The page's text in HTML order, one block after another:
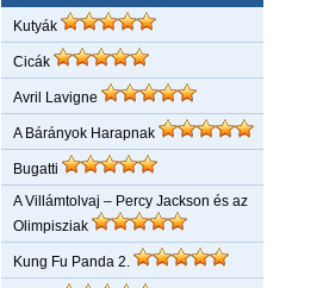
Kutyák
Cicák
Avril Lavigne
A Bárányok Harapnak
Bugatti
A Villámtolvaj – Percy Jackson és az
Olimpisziak
Kung Fu Panda 2.